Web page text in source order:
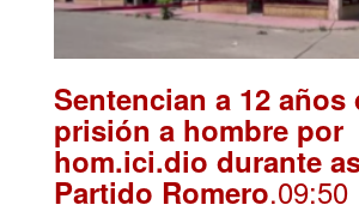
Sentencian a 12 años
prisión a hombre por
hom.ici.dio durante
Partido Romero.09:50